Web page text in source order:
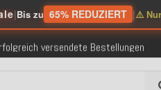
|Bis zu 65% REDUZIERT |⚠️
Deutschlands ab 99€
versendete Bestellungen
Klarna, PayPal & Amazon Pay